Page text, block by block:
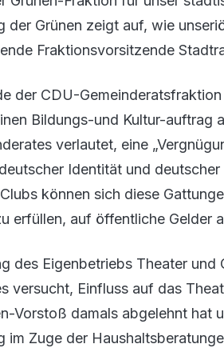
der Grünen zeigt auf, wie
Fraktionsvorsitzende
der CDU-
Bildungs-und Kultur-auftrag
verlautet, eine
Identität und
können sich diese
erfüllen, auf öffentliche Gelder
des Eigenbetriebs Theater und
versucht, Einfluss auf das
Vorstoß damals abgelehnt hat
im Zuge der